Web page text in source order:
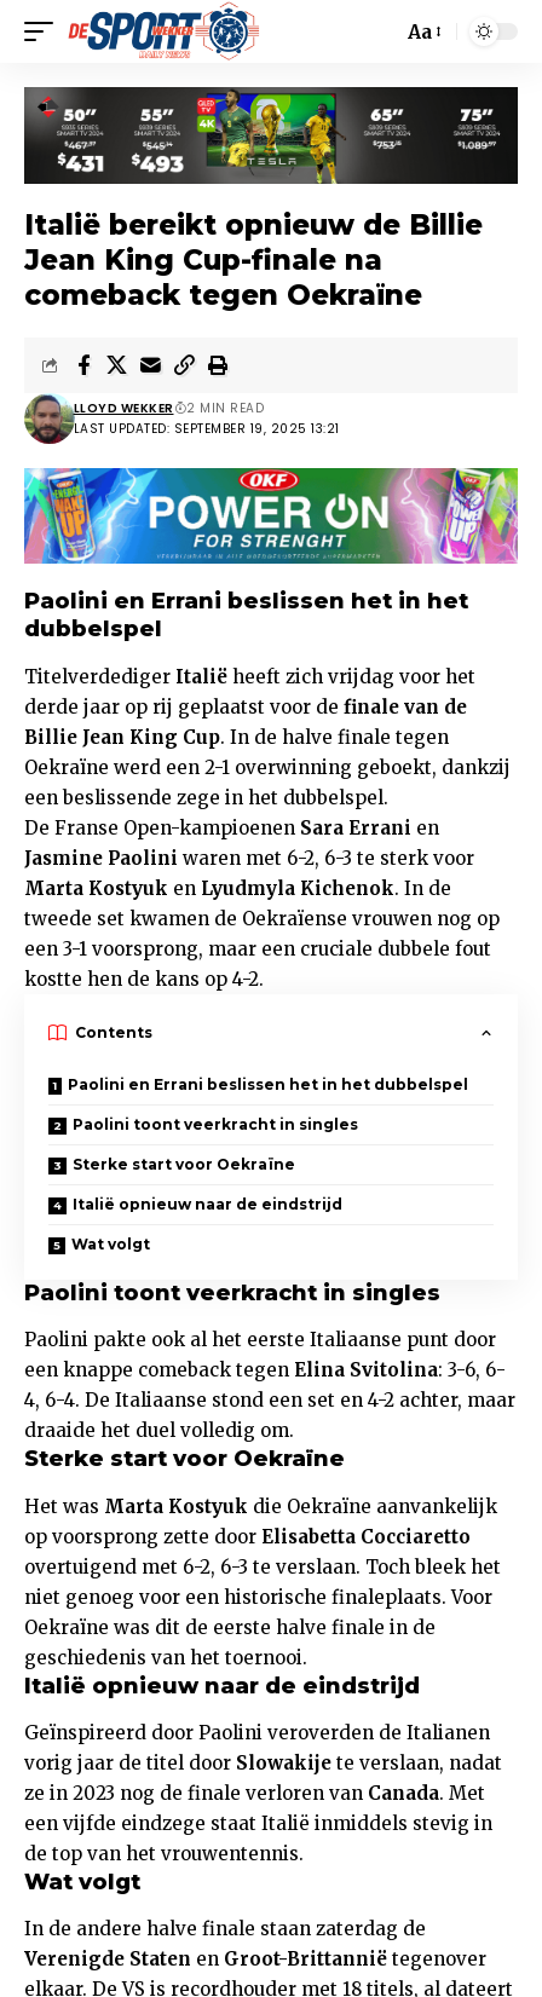
Aa
Italië bereikt opnieuw de Billie
Jean King Cup-finale na
comeback tegen Oekraïne
LAST UPDATED: SEPTEMBER 19, 2025 13:21
LLOYD WEKKER 2 MIN READ
Paolini en Errani beslissen het in het
dubbelspel
Titelverdediger Italië heeft zich vrijdag voor het
derde jaar op rij geplaatst voor de finale van de
Billie Jean King Cup. In de halve finale tegen
Oekraïne werd een 2-1 overwinning geboekt, dankzij
een beslissende zege in het dubbelspel.
De Franse Open-kampioenen Sara Errani en
Jasmine Paolini waren met 6-2, 6-3 te sterk voor
Marta Kostyuk en Lyudmyla Kichenok. In de
tweede set kwamen de Oekraïense vrouwen nog op
een 3-1 voorsprong, maar een cruciale dubbele fout
kostte hen de kans op 4-2.
Contents
Paolini en Errani beslissen het in het dubbelspel
Paolini toont veerkracht in singles
Sterke start voor Oekraïne
Italië opnieuw naar de eindstrijd
Wat volgt
Paolini toont veerkracht in singles
Paolini pakte ook al het eerste Italiaanse punt door
een knappe comeback tegen Elina Svitolina: 3-6, 6-
4, 6-4. De Italiaanse stond een set en 4-2 achter, maar
draaide het duel volledig om.
Sterke start voor Oekraïne
Het was Marta Kostyuk die Oekraïne aanvankelijk
op voorsprong zette door Elisabetta Cocciaretto
overtuigend met 6-2, 6-3 te verslaan. Toch bleek het
niet genoeg voor een historische finaleplaats. Voor
Oekraïne was dit de eerste halve finale in de
geschiedenis van het toernooi.
Italië opnieuw naar de eindstrijd
Geïnspireerd door Paolini veroverden de Italianen
vorig jaar de titel door Slowakije te verslaan, nadat
ze in 2023 nog de finale verloren van Canada. Met
een vijfde eindzege staat Italië inmiddels stevig in
de top van het vrouwentennis.
Wat volgt
In de andere halve finale staan zaterdag de
Verenigde Staten en Groot-Brittannië tegenover
elkaar. De VS is recordhouder met 18 titels, al dateert